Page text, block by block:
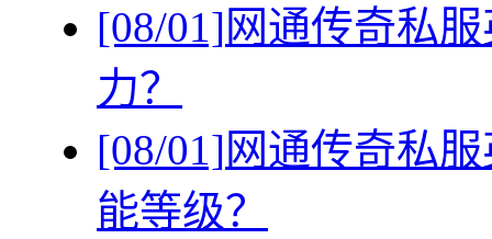
[08/01]网通传奇私
力？
[08/01]网通传奇私
能等级？